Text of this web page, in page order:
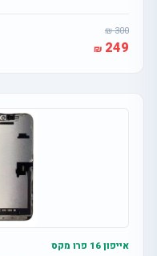
300
249
אייפון 16 פרו מקס